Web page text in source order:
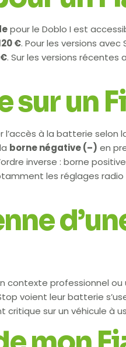
pour le Doblo I est
€. Pour les versions
. Sur les versions
un
à la batterie selon
borne négative (–) en
inverse : borne
les réglages radio
contexte professionnel
voient leur batterie
sur un véhicule à